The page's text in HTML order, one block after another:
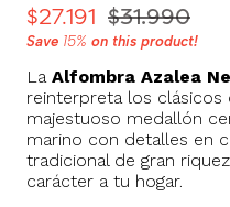
$27.191 $31.990
Save 15% on this product!
La Alfombra Azalea
reinterpreta los clásicos
majestuoso medallón
marino con detalles en
tradicional de gran
carácter a tu hogar.